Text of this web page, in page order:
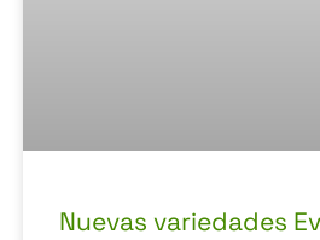
Nuevas variedades